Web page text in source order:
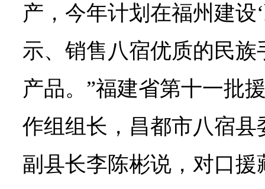
产，今年计划在福州建设
示、销售八宿优质的民
产品。”福建省第十一批
作组组长，昌都市八宿
副县长李陈彬说，对口